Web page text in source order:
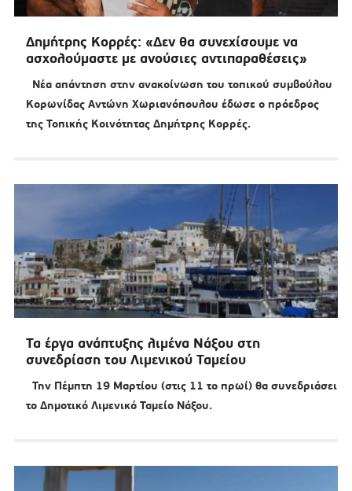
Δημήτρης Κορρές: «Δεν θα συνεχίσουμε να
ασχολούμαστε με ανούσιες αντιπαραθέσεις»
Νέα απάντηση στην ανακοίνωση του τοπικού συμβούλου
Κορωνίδας Αντώνη Χωριανόπουλου έδωσε ο πρόεδρος
της Τοπικής Κοινότητας Δημήτρης Κορρές.
Τα έργα ανάπτυξης λιμένα Νάξου στη
συνεδρίαση του Λιμενικού Ταμείου
Την Πέμπτη 19 Μαρτίου (στις 11 το πρωί) θα συνεδριάσει
το Δημοτικό Λιμενικό Ταμείο Νάξου.